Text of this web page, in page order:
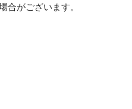
がございます。